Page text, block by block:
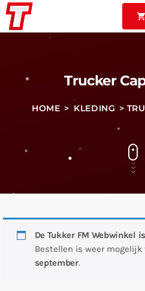
shopping_cart
Trucker
HOME > KLEDING >
De Tukker FM Webwinkel
Bestellen is weer mogelijk
september.